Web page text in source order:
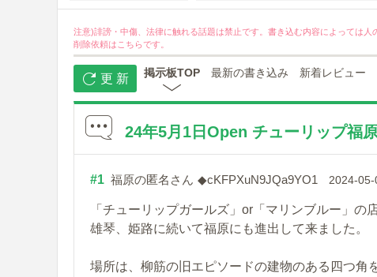
注意)誹謗・中傷、法律に触れる話題は禁止です。書き込む内容によっては人
削除依頼は こちらです。
更 新 掲示板TOP 最新の書き込み 新着レビュー
24年5月1日Open チューリップ福
#1 福原の匿名さん ◆cKFPXuN9JQa9YO1 2024-05-
「チューリップガールズ」or「マリンブルー」
雄琴、姫路に続いて福原にも進出して来ました。
場所は、柳筋の旧エピソードの建物のある四つ